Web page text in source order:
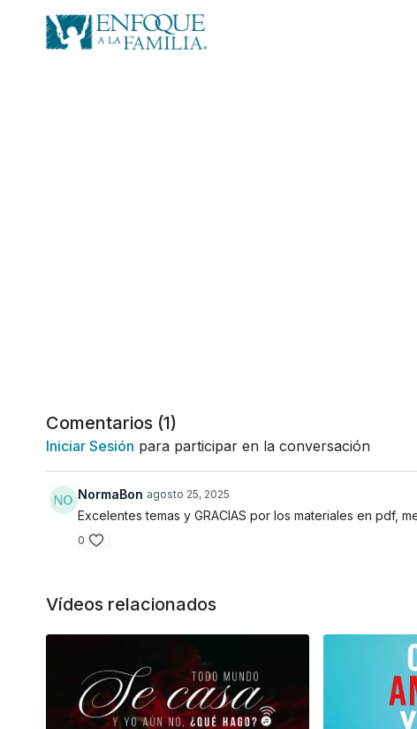
Comentarios (1)
Iniciar Sesión para participar en la conversación
NormaBon agosto 25, 2025
Excelentes temas y GRACIAS por los materiales en pdf,
0
Vídeos relacionados